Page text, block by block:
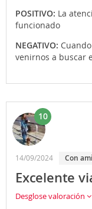
POSITIVO: La
funcionado
NEGATIVO:
venirnos a buscar
10
14/09/2024 Con
Excelente
Desglose valoración